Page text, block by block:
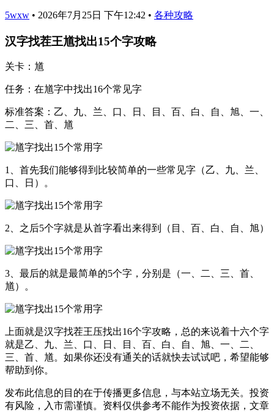
5wxw • 2026年7月25日 下午12:42 • 各种攻略
汉字找茬王馗找出15个字攻略
关卡：馗
任务：在馗字中找出16个常见字
标准答案：乙、九、兰、口、日、目、百、白、自、旭、一、
二、三、首、馗
1、首先我们能够得到比较简单的一些常见字（乙、九、兰、
口、日）。
2、之后5个字就是从首字看出来得到（目、百、白、自、旭）
3、最后的就是最简单的5个字，分别是（一、二、三、首、
馗）。
上面就是汉字找茬王压找出16个字攻略，总的来说着十六个字
就是乙、九、兰、口、日、目、百、白、自、旭、一、二、
三、首、馗。如果你还没有通关的话就快去试试吧，希望能够
帮助到你。
发布此信息的目的在于传播更多信息，与本站立场无关。投资
有风险，入市需谨慎。资料仅供参考不能作为投资依据，文章